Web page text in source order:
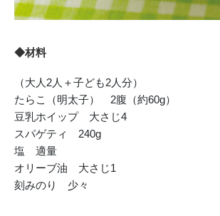
◆材料
（大人2人＋子ども2人分）
たらこ（明太子） 2腹（約60g）
豆乳ホイップ 大さじ4
スパゲティ 240g
塩 適量
オリーブ油 大さじ1
刻みのり 少々